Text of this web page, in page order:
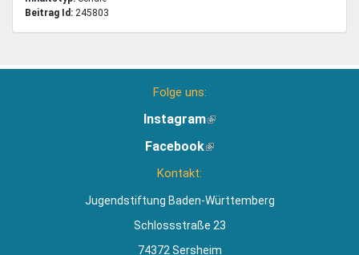
Beitrag Id: 245803
Folge uns:
Instagram(Link
extern)
Facebook(Link
Kontakt:
Jugendstiftung Baden-Württemberg
Schlossstraße 23
74372 Sersheim